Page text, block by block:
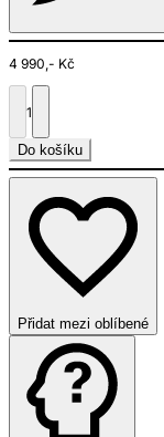
4 990,- Kč
1
Do košíku
Přidat mezi oblíbené